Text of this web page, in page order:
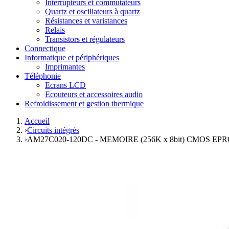
Interrupteurs et commutateurs
Quartz et oscillateurs à quartz
Résistances et varistances
Relais
Transistors et régulateurs
Connectique
Informatique et périphériques
Imprimantes
Téléphonie
Ecrans LCD
Ecouteurs et accessoires audio
Refroidissement et gestion thermique
Accueil
›Circuits intégrés
›AM27C020-120DC - MEMOIRE (256K x 8bit) CMOS